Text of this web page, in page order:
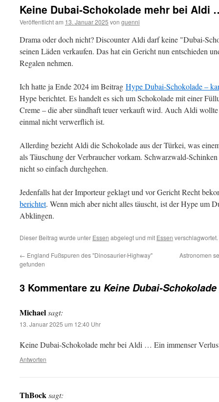
Keine Dubai-Schokolade mehr bei Aldi
Veröffentlicht am 13. Januar 2025 von guenni
Drama oder doch nicht? Discounter Aldi darf keine "Dubai-
seinen Läden verkaufen. Das hat ein Gericht nun entschieden
Regalen nehmen.
Ich hatte ja Ende 2024 im Beitrag Hype Dubai-Schokolade –
Hype berichtet. Es handelt es sich um Schokolade mit einer
Creme – die aber sündhaft teuer verkauft wird. Auch Aldi
einmal nicht verwerflich ist.
Allerding bezieht Aldi die Schokolade aus der Türkei, was
als Täuschung der Verbraucher vorkam. Schwarzwald-
nicht so einfach durchgehen.
Jedenfalls hat der Importeur geklagt und vor Gericht Recht
berichtet. Wenn mich aber nicht alles täuscht, ist der Hype um
Abklingen.
Dieser Beitrag wurde unter Essen abgelegt und mit Essen
← England Fußspuren des "Dinosaurier-Highway"
gefunden
Astronomen
3 Kommentare zu Keine Dubai-
Michaelsagt:
13. Januar 2025 um 12:40 Uhr
Keine Dubai-Schokolade mehr bei Aldi … Ein immenser
Antworten
ThBocksagt: